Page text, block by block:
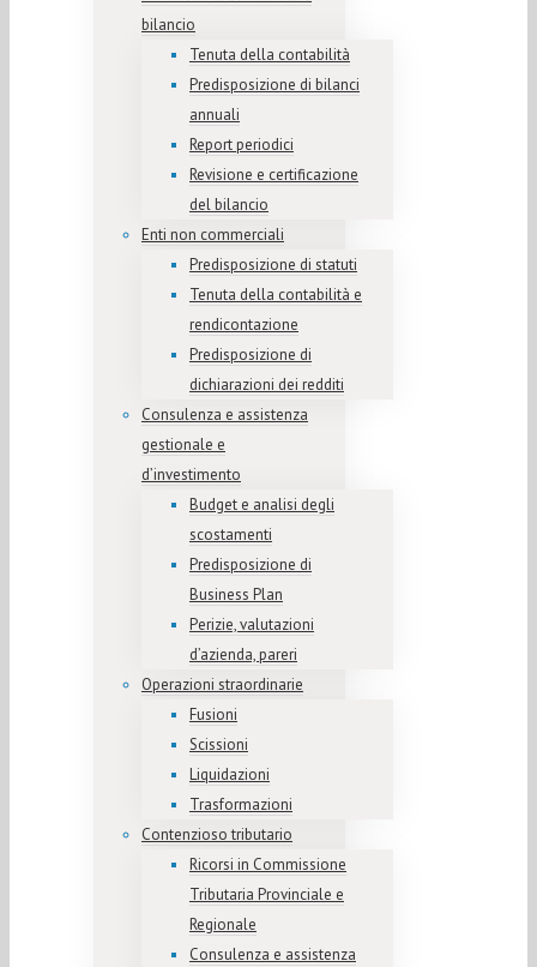
bilancio
Tenuta della contabilità
Predisposizione di bilanci
annuali
Report periodici
Revisione e certificazione
del bilancio
Enti non commerciali
Predisposizione di statuti
Tenuta della contabilità e
rendicontazione
Predisposizione di
dichiarazioni dei redditi
Consulenza e assistenza
gestionale e
d’investimento
Budget e analisi degli
scostamenti
Predisposizione di
Business Plan
Perizie, valutazioni
d’azienda, pareri
Operazioni straordinarie
Fusioni
Scissioni
Liquidazioni
Trasformazioni
Contenzioso tributario
Ricorsi in Commissione
Tributaria Provinciale e
Regionale
Consulenza e assistenza